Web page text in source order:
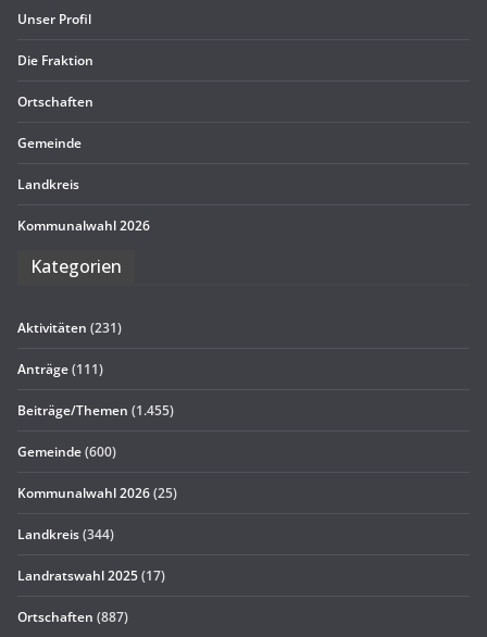
Unser Pro­fil
Die Frak­tion
Ort­schaf­ten
Gemeinde
Land­kreis
Kom­mu­nal­wahl 2026
Kate­go­rien
Aktivitäten (231)
Anträge(111)
Beiträge/Themen (1.455)
Gemeinde(600)
Kommunalwahl 2026(25)
Landkreis(344)
Landratswahl 2025(17)
Ortschaften (887)